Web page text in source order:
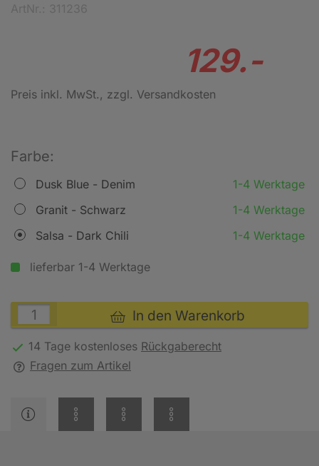
129.-
Preis inkl. MwSt., zzgl. Versandkosten
Farbe:
Dusk Blue - Denim
1-4 Werktage
Granit - Schwarz
1-4 Werktage
Salsa - Dark Chili
1-4 Werktage
lieferbar 1-4 Werktage
In den Warenkorb
14 Tage kostenloses Rückgaberecht
Fragen zum Artikel